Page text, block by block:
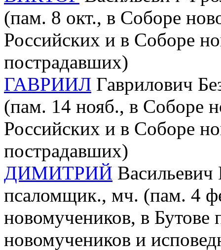
(пам. 8 окт., в Соборе
Российских и в Соборе
пострадавших)
ГАВРИИЛ Гаврилович
(пам. 14 нояб., в Соборе
Российских и в Соборе
пострадавших)
ДИМИТРИЙ
псаломщик., мч. (пам. 4
новомучеников, в
новомучеников и